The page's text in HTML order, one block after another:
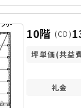
10階 (CD)
坪単価(共益
礼金